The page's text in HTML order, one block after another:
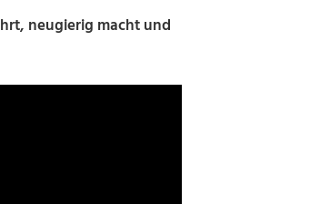
neugierig macht und